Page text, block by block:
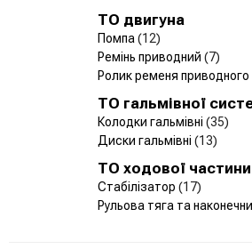
ТО двигуна
Помпа (12)
Ремінь приводний (7)
Ролик ременя приводного
ТО гальмівної
Колодки гальмівні (35)
Диски гальмівні (13)
ТО ходової частини
Стабілізатор (17)
Рульова тяга та